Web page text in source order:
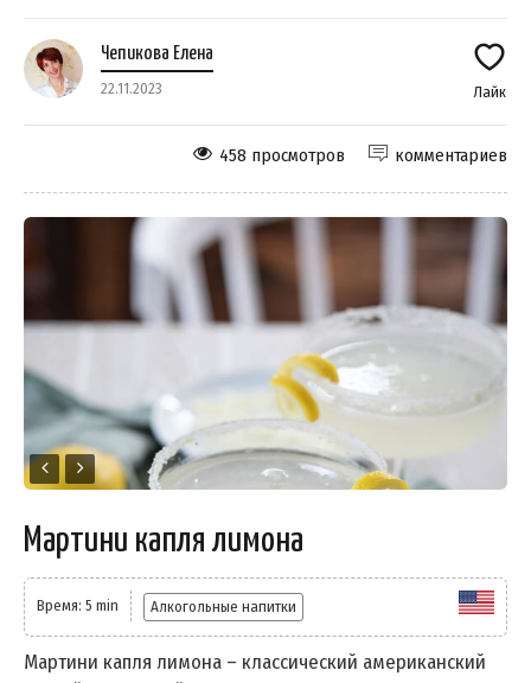
Чепикова Елена
22.11.2023 Лайк
комментариев
458 просмотров
Мартини капля лимона
Время: 5 min Алкогольные напитки
Мартини капля лимона – классический американский